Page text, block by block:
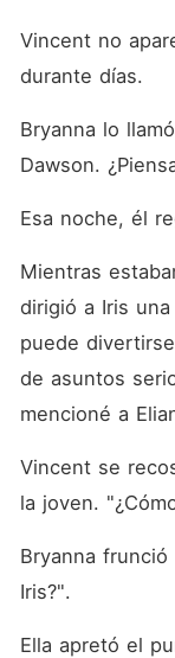
Vincent no
durante días.
Bryanna lo
Dawson.
Esa noche, él
Mientras
dirigió a Iris
puede
de asuntos
mencioné a
Vincent se
la joven.
Bryanna
Iris?".
Ella apretó el